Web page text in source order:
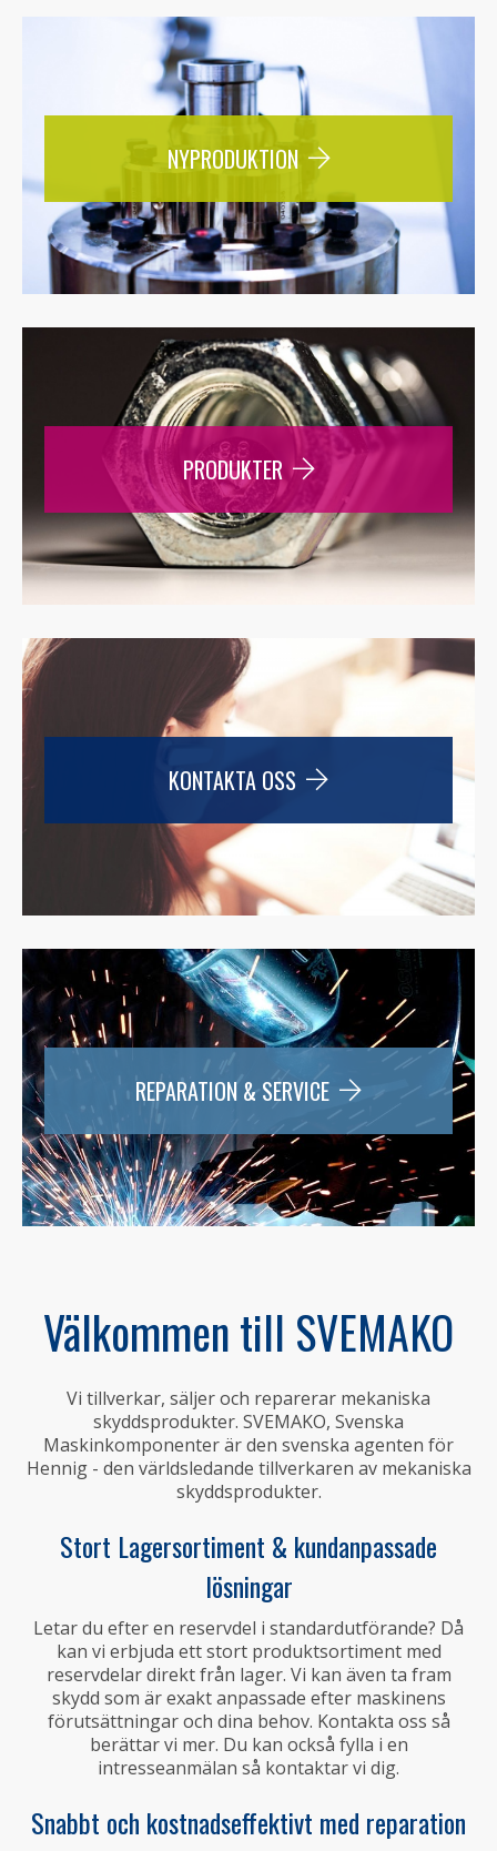
NYPRODUKTION
PRODUKTER
KONTAKTA OSS
REPARATION & SERVICE
Välkommen till SVEMAKO
Vi tillverkar, säljer och reparerar mekaniska
skyddsprodukter. SVEMAKO, Svenska
Maskinkomponenter är den svenska agenten för
Hennig - den världsledande tillverkaren av mekaniska
skyddsprodukter.
Stort Lagersortiment & kundanpassade
lösningar
Letar du efter en reservdel i standardutförande? Då
kan vi erbjuda ett stort produktsortiment med
reservdelar direkt från lager. Vi kan även ta fram
skydd som är exakt anpassade efter maskinens
förutsättningar och dina behov. Kontakta oss så
berättar vi mer. Du kan också fylla i en
intresseanmälan så kontaktar vi dig.
Snabbt och kostnadseffektivt med reparation